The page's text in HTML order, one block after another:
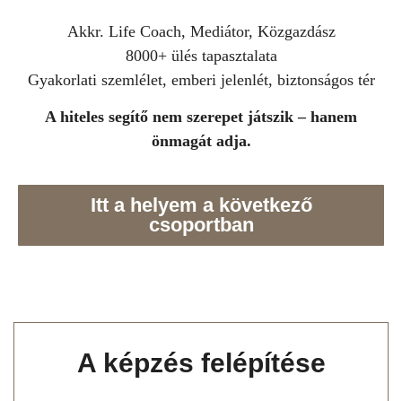
Akkr. Life Coach, Mediátor, Közgazdász
8000+ ülés tapasztalata
Gyakorlati szemlélet, emberi jelenlét, biztonságos tér
A hiteles segítő nem szerepet játszik – hanem
önmagát adja.
Itt a helyem a következő
csoportban
A képzés felépítése